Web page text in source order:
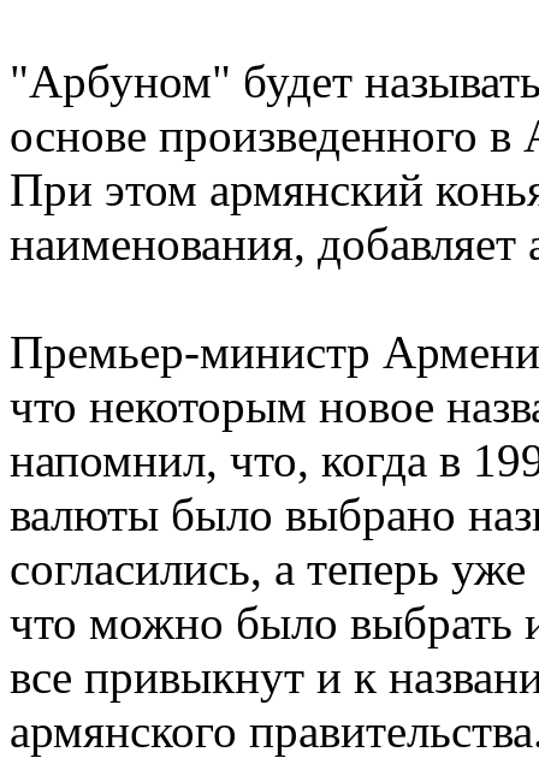
"Арбуном" будет
основе произведенного
При этом армянский
наименования, добавляет
Премьер-министр
что некоторым новое
напомнил, что, когда в
валюты было выбрано
согласились, а теперь
что можно было выбрать
все привыкнут и к
армянского